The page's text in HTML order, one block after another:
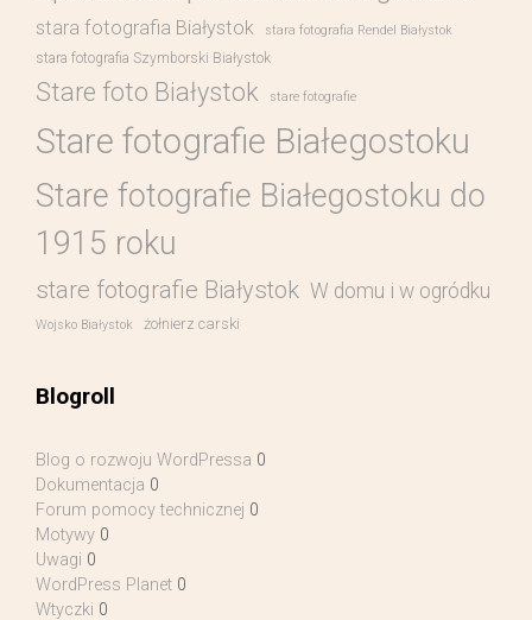
stara fotografia Białystok stara fotografia Rendel Białystok
stara fotografia Szymborski Białystok
Stare foto Białystok stare fotografie
Stare fotografie Białegostoku
Stare fotografie Białegostoku do
1915 roku
stare fotografie Białystok W domu i w ogródku
Wojsko Białystok żołnierz carski
Blogroll
Blog o rozwoju WordPressa 0
Dokumentacja 0
Forum pomocy technicznej 0
Motywy 0
Uwagi 0
WordPress Planet 0
Wtyczki 0